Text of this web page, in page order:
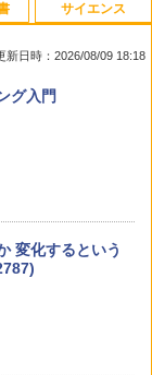
新日時：2026/08/09 18:18
グ入門
変化するという
サイエンス